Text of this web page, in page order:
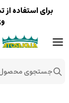
برای استفاده
جستجوی محصول،